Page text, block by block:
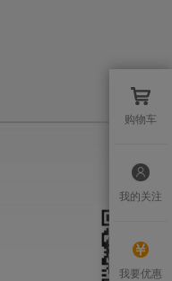
关注我
购物车
我的关注
我要优惠